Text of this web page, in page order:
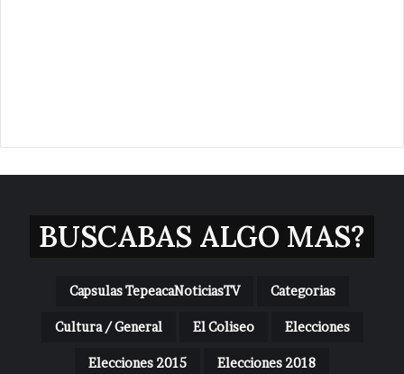
BUSCABAS ALGO MAS?
Capsulas TepeacaNoticiasTV Categorias
Cultura / General El Coliseo Elecciones
Elecciones 2015 Elecciones 2018